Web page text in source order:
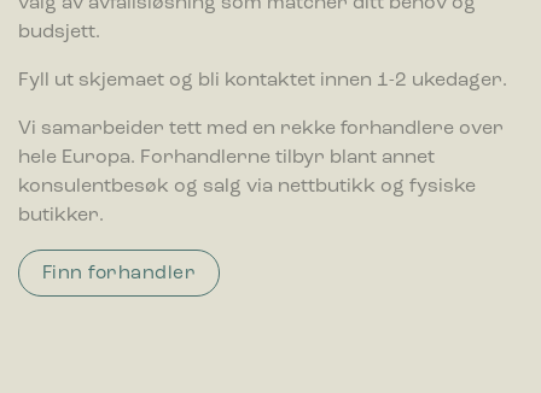
valg av avfallsløsning som matcher ditt behov og
budsjett.
Fyll ut skjemaet og bli kontaktet innen 1-2 ukedager.
Vi samarbeider tett med en rekke forhandlere over
hele Europa. Forhandlerne tilbyr blant annet
konsulentbesøk og salg via nettbutikk og fysiske
butikker.
Finn forhandler